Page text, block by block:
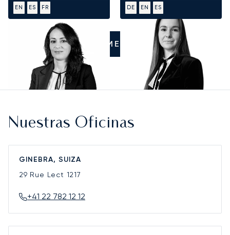
EN ES FR DE EN ES
LLÁMENOS
Nuestras Oficinas
GINEBRA, SUIZA
29 Rue Lect 1217
+41 22 782 12 12